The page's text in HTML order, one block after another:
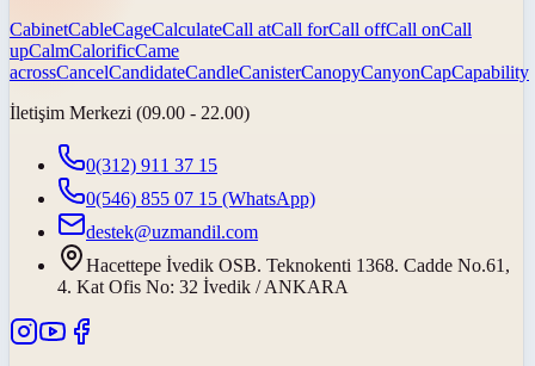
CabinetCableCageCalculateCall atCall forCall offCall onCall
upCalmCalorificCame
acrossCancelCandidateCandleCanisterCanopyCanyonCapCapability
İletişim Merkezi (09.00 - 22.00)
0(312) 911 37 15
0(546) 855 07 15 (WhatsApp)
destek@uzmandil.com
Hacettepe İvedik OSB. Teknokenti 1368. Cadde No.61,
4. Kat Ofis No: 32 İvedik / ANKARA